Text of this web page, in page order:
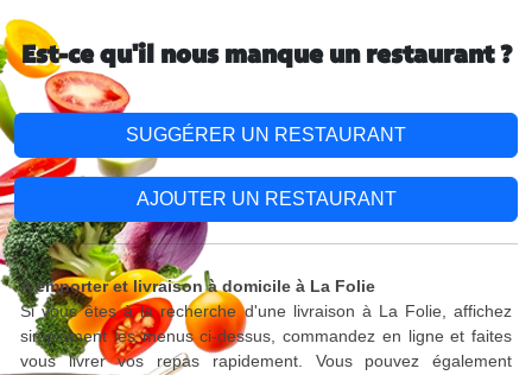
Est-ce qu'il nous manque un restaurant ?
SUGGÉRER UN RESTAURANT
AJOUTER UN RESTAURANT
A emporter et livraison à domicile à La Folie
Si vous êtes à la recherche d'une livraison à La Folie, affichez
simplement les menus ci-dessus, commandez en ligne et faites
vous livrer vos repas rapidement. Vous pouvez également